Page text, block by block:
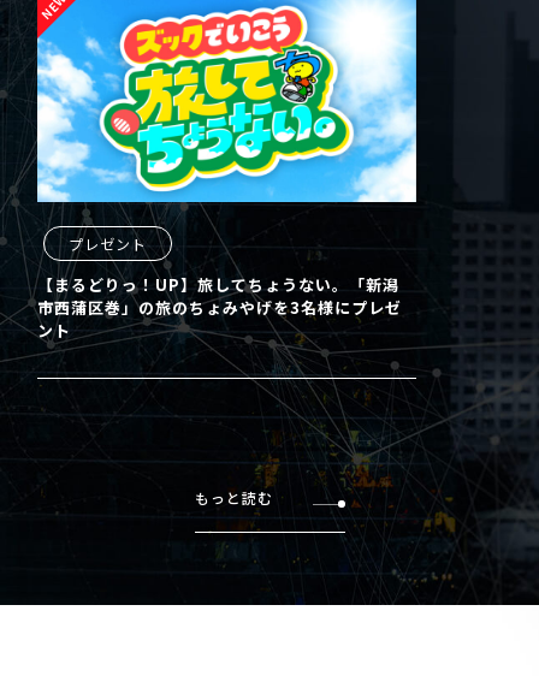
プレゼント
【まるどりっ！UP】旅してちょうない。「新潟
市西蒲区巻」の旅のちょみやげを3名様にプレゼ
ント
もっと読む